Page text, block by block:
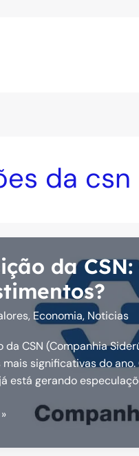
da
da
, Economia, Noticias
da CSN (Companhia
significativas do
está gerando